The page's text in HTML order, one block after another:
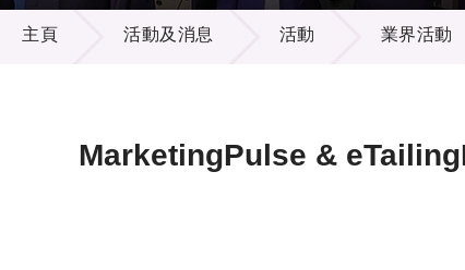
項
多媒
出
活動及消息
主頁 活動及消息 活動 業界活動
MarketingPulse &